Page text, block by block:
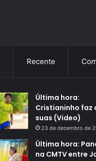
Recente
Última hora:
Cristianinho faz
suas (Video)
23 de dezembro de
Última hora:
na CMTV entre